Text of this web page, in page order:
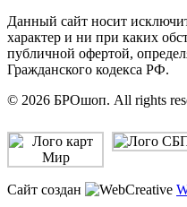
Данный сайт носит
характер и ни при каких
публичной офертой,
Гражданского кодекса РФ.
© 2026 БРОшоп. All rights
Сайт создан